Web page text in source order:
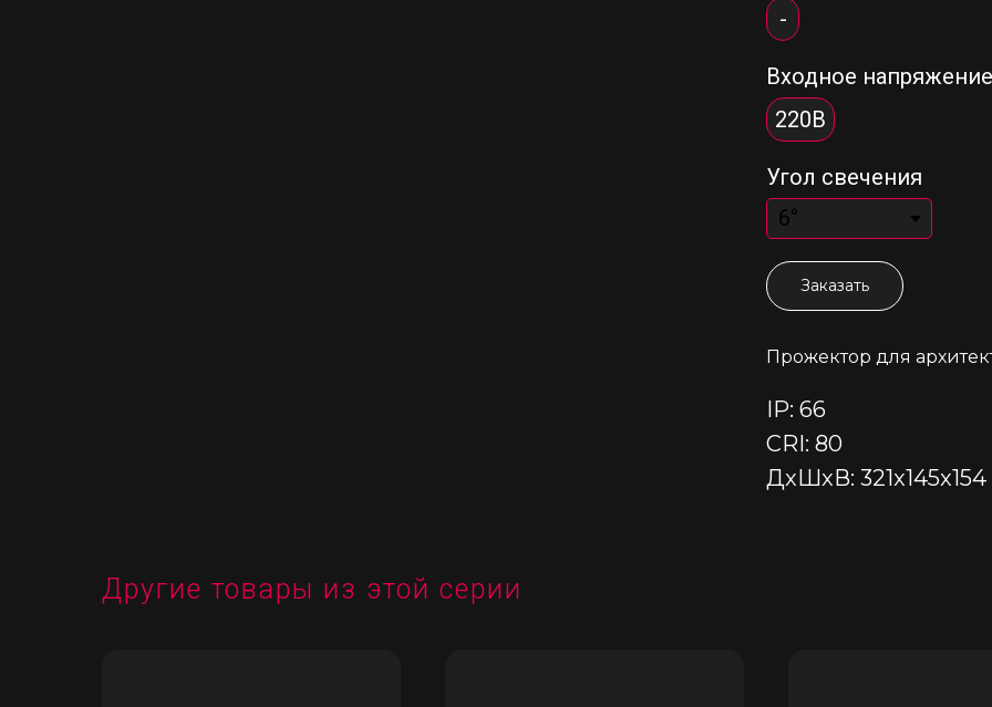
-
Входное напряжение
220В
Угол свечения
Заказать
Прожектор для
IP: 66
CRI: 80
ДxШxВ:
Другие товары из этой серии